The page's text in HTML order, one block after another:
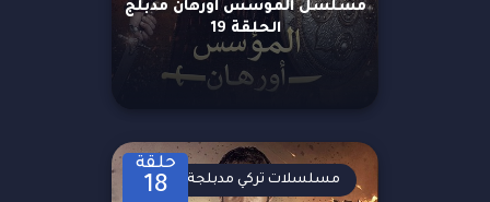
مسلسل المؤسس اورهان مدبلج
الحلقة 19
حلقة
18 مسلسلات تركي مدبلجة